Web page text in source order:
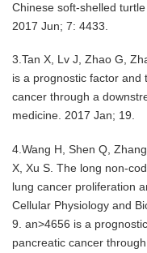
Chinese soft-shelled
2017 Jun; 7: 4433.
3.Tan X, Lv J, Zhao G,
is a prognostic factor
cancer through a
medicine. 2017 Jan; 19.
4.Wang H, Shen Q,
X, Xu S. The long non-
lung cancer proliferation
Cellular Physiology and
9. an>4656 is a
pancreatic cancer